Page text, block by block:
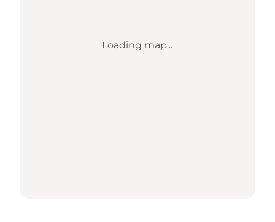
Loading map...